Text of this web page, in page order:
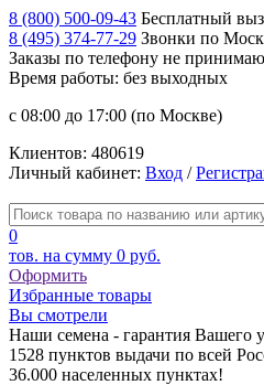
8 (800) 500-09-43 Бесплатный
8 (495) 374-77-29 Звонки по
Заказы по телефону не
Время работы: без выходных
с 08:00 до 17:00 (по Москве)
Клиентов: 480619
Личный кабинет: Вход /
0
тов. на сумму 0 руб.
Оформить
Избранные товары
Вы смотрели
Наши семена - гарантия Вашего
1528 пунктов выдачи по всей
36.000 населенных пунктах!